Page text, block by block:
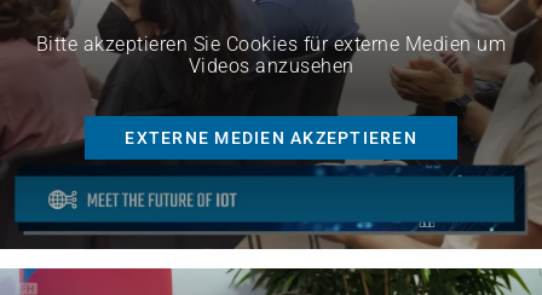
Bitte akzeptieren Sie Cookies für externe Medien um
Videos anzusehen
EXTERNE MEDIEN AKZEPTIEREN